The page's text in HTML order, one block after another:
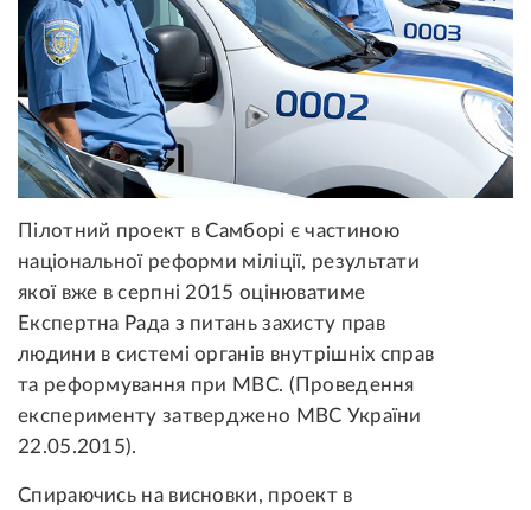
Пілотний проект в Самборі є частиною
національної реформи міліції, результати
якої вже в серпні 2015 оцінюватиме
Експертна Рада з питань захисту прав
людини в системі органів внутрішніх справ
та реформування при МВС. (Проведення
експерименту затверджено МВС України
22.05.2015).
Спираючись на висновки, проект в